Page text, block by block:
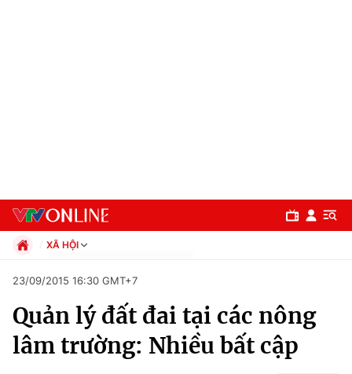
Chuyên mục
Chính trị
XÃ HỘI
Xã hội
Pháp luật
Kinh tế
Thể thao
23/09/2015 16:30 GMT+7
Quản lý đất đai tại các nông
lâm trường: Nhiều bất cập